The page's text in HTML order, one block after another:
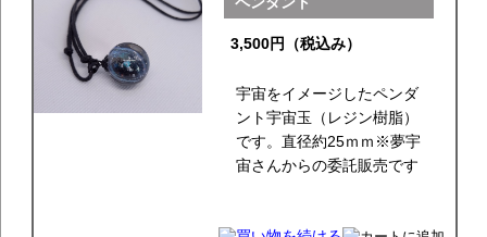
3,500円（税込み）
宇宙をイメージしたペンダ
ント宇宙玉（レジン樹脂）
です。直径約25ｍｍ※夢宇
宙さんからの委託販売です